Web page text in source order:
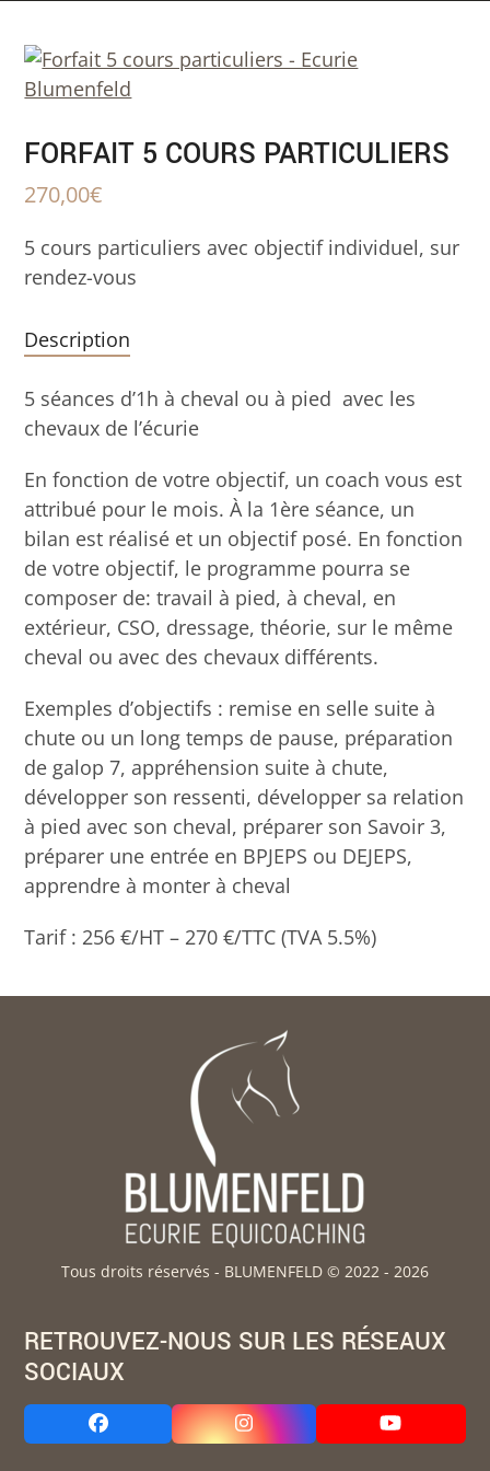
FORFAIT 5 COURS PARTICULIERS
270,00€
5 cours particuliers avec objectif individuel, sur
rendez-vous
Description
5 séances d’1h à cheval ou à pied avec les
chevaux de l’écurie
En fonction de votre objectif, un coach vous est
attribué pour le mois. À la 1ère séance, un
bilan est réalisé et un objectif posé. En fonction
de votre objectif, le programme pourra se
composer de: travail à pied, à cheval, en
extérieur, CSO, dressage, théorie, sur le même
cheval ou avec des chevaux différents.
Exemples d’objectifs : remise en selle suite à
chute ou un long temps de pause, préparation
de galop 7, appréhension suite à chute,
développer son ressenti, développer sa relation
à pied avec son cheval, préparer son Savoir 3,
préparer une entrée en BPJEPS ou DEJEPS,
apprendre à monter à cheval
Tarif : 256 €/HT – 270 €/TTC (TVA 5.5%)
Tous droits réservés - BLUMENFELD © 2022 - 2026
RETROUVEZ-NOUS SUR LES RÉSEAUX
SOCIAUX
Facebook Instagram YouTube